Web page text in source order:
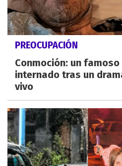
PREOCUPACIÓN
Conmoción: un
internado tras un
vivo